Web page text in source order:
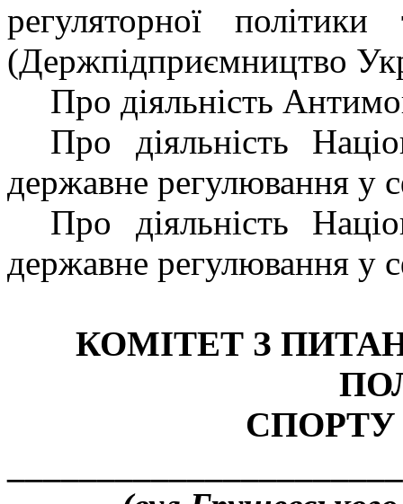
регуляторної
(Держпідприємництво
Про діяльність
Про діяльність
державне регулювання у
Про діяльність
державне регулювання у
КОМІТЕТ З